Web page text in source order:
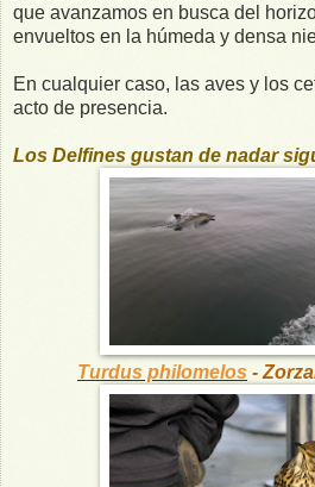
que avanzamos en busca del
envueltos en la húmeda y densa
En cualquier caso, las aves y los
acto de presencia.
Los Delfines gustan de nadar
Turdus philomelos -